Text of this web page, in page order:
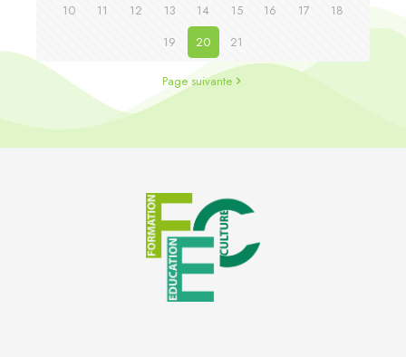
10
11 12 13 14 15 16 17
18
19
20 21
Page suivante